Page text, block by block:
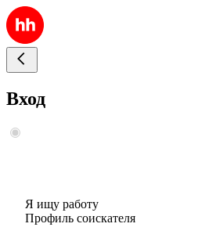
Вход
Я ищу работу
Профиль соискателя